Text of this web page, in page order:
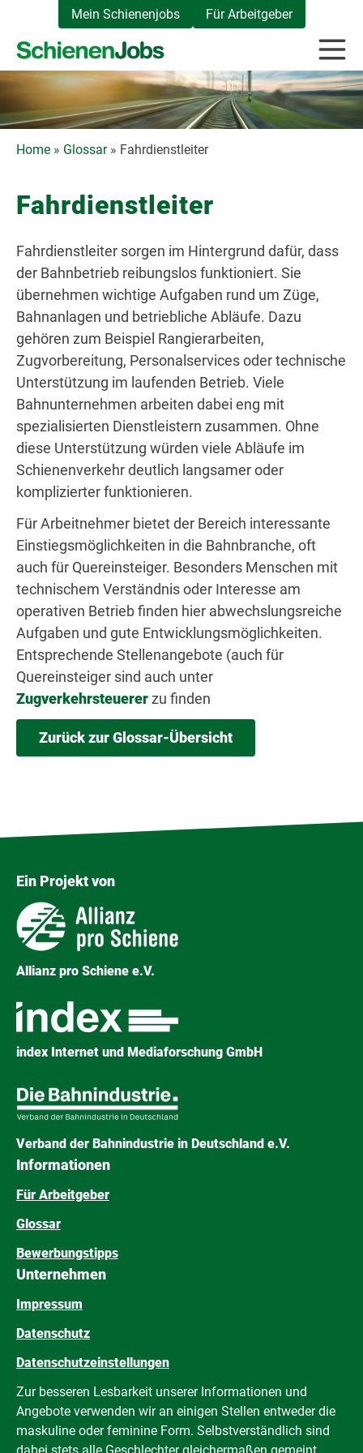
springen
Mein Schienenjobs Für Arbeitgeber
Home » Glossar» Fahrdienstleiter
Fahrdienstleiter
Fahrdienstleiter sorgen im Hintergrund dafür, dass
der Bahnbetrieb reibungslos funktioniert. Sie
übernehmen wichtige Aufgaben rund um Züge,
Bahnanlagen und betriebliche Abläufe. Dazu
gehören zum Beispiel Rangierarbeiten,
Zugvorbereitung, Personalservices oder technische
Unterstützung im laufenden Betrieb. Viele
Bahnunternehmen arbeiten dabei eng mit
spezialisierten Dienstleistern zusammen. Ohne
diese Unterstützung würden viele Abläufe im
Schienenverkehr deutlich langsamer oder
komplizierter funktionieren.
Für Arbeitnehmer bietet der Bereich interessante
Einstiegsmöglichkeiten in die Bahnbranche, oft
auch für Quereinsteiger. Besonders Menschen mit
technischem Verständnis oder Interesse am
operativen Betrieb finden hier abwechslungsreiche
Aufgaben und gute Entwicklungsmöglichkeiten.
Entsprechende Stellenangebote (auch für
Quereinsteiger sind auch unter
Zugverkehrsteuererzu finden
Zurück zur Glossar-Übersicht
Ein Projekt von
Allianz pro Schiene e.V.
index Internet und Mediaforschung GmbH
Verband der Bahnindustrie in Deutschland e.V.
Informationen
Für Arbeitgeber
Glossar
Bewerbungstipps
Unternehmen
Impressum
Datenschutz
Datenschutzeinstellungen
Zur besseren Lesbarkeit unserer Informationen und
Angebote verwenden wir an einigen Stellen entweder die
maskuline oder feminine Form. Selbstverständlich sind